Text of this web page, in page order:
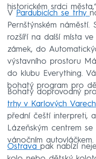
historickém srdci
V Pardubicích se trhy
Pernštýnském
rozšíří na další místa
zámek, do
výstavního prostoru
do klubu Everything.
bohatý program pro
Bohatý doprovodný
trhy v Karlových
přední čeští interpreti,
Lázeňským centrem
vánočním autovláčkem.
Ostrava pak nabízí